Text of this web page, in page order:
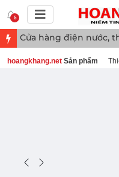
5
Cửa hàng điện nước,
hoangkhang.net Sản phẩm